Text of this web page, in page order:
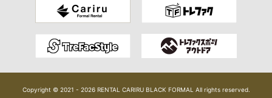
Copyright © 2021 - 2026 RENTAL CARIRU BLACK FORMAL All rights reserved.